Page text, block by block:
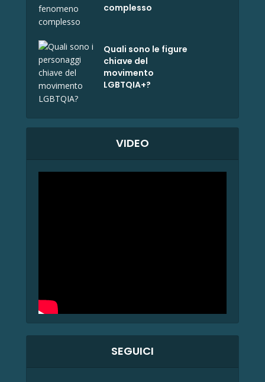
complesso
Quali sono le figure
chiave del
movimento
LGBTQIA+?
VIDEO
SEGUICI